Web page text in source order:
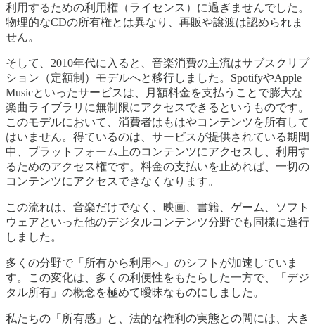
利用するための利用権（ライセンス）に過ぎませんでした。
物理的なCDの所有権とは異なり、再販や譲渡は認められま
せん。
そして、2010年代に入ると、音楽消費の主流はサブスクリプ
ション（定額制）モデルへと移行しました。SpotifyやApple
Musicといったサービスは、月額料金を支払うことで膨大な
楽曲ライブラリに無制限にアクセスできるというものです。
このモデルにおいて、消費者はもはやコンテンツを所有して
はいません。得ているのは、サービスが提供されている期間
中、プラットフォーム上のコンテンツにアクセスし、利用す
るためのアクセス権です。料金の支払いを止めれば、一切の
コンテンツにアクセスできなくなります。
この流れは、音楽だけでなく、映画、書籍、ゲーム、ソフト
ウェアといった他のデジタルコンテンツ分野でも同様に進行
しました。
多くの分野で「所有から利用へ」のシフトが加速していま
す。この変化は、多くの利便性をもたらした一方で、「デジ
タル所有」の概念を極めて曖昧なものにしました。
私たちの「所有感」と、法的な権利の実態との間には、大き